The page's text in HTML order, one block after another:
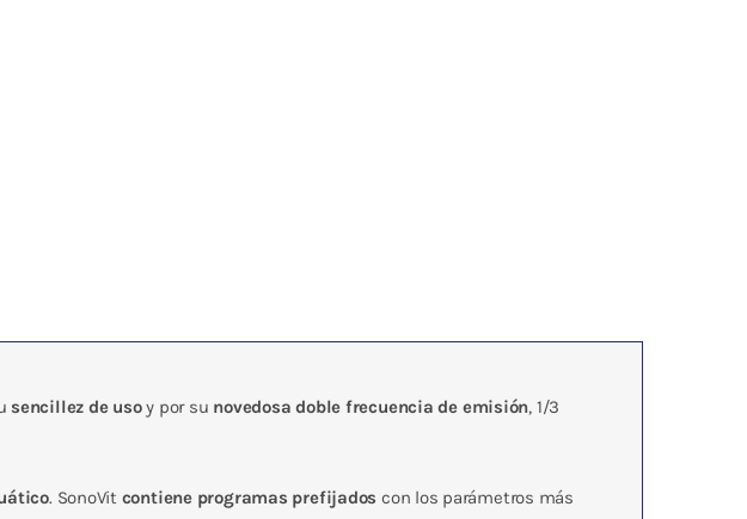
sencillez de usoy por su novedosa doble frecuencia de emisión, 1/3
. SonoVit contiene programas prefijados con los parámetros más